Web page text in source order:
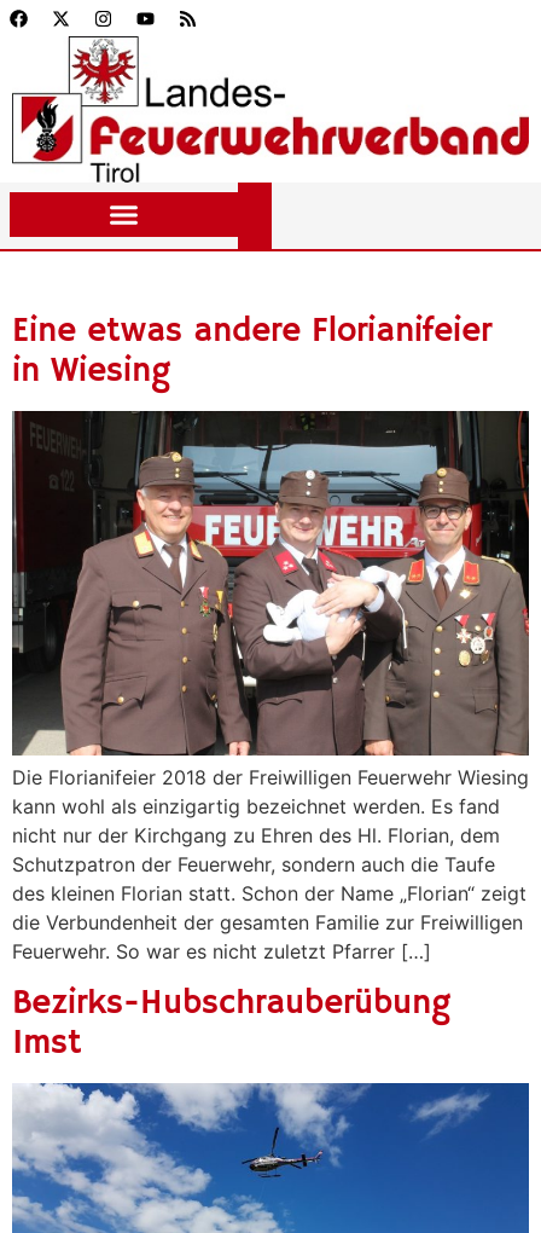
Eine etwas andere Florianifeier
in Wiesing
Die Florianifeier 2018 der Freiwilligen Feuerwehr Wiesing
kann wohl als einzigartig bezeichnet werden. Es fand
nicht nur der Kirchgang zu Ehren des Hl. Florian, dem
Schutzpatron der Feuerwehr, sondern auch die Taufe
des kleinen Florian statt. Schon der Name „Florian“ zeigt
die Verbundenheit der gesamten Familie zur Freiwilligen
Feuerwehr. So war es nicht zuletzt Pfarrer […]
Bezirks-Hubschrauberübung
Imst